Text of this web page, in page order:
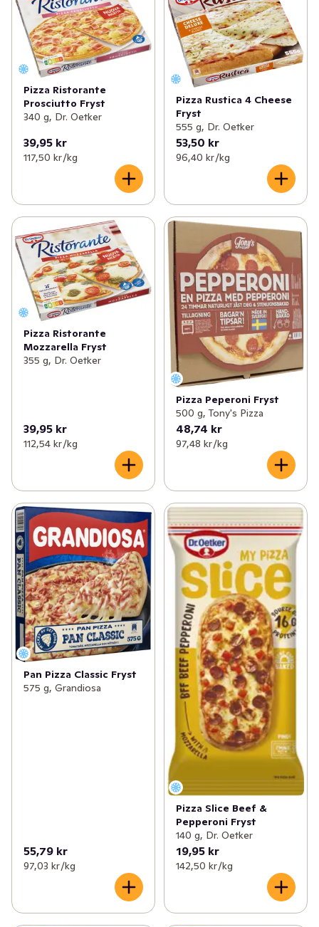
Pizza Ristorante
Prosciutto Fryst
340 g, Dr. Oetker
39,95 kr
117,50 kr /kg
Pizza Rustica 4 Cheese
Fryst
555 g, Dr. Oetker
53,50 kr
96,40 kr /kg
Pizza Ristorante
Mozzarella Fryst
355 g, Dr. Oetker
39,95 kr
112,54 kr /kg
Pizza Peperoni Fryst
500 g, Tony's Pizza
48,74 kr
97,48 kr /kg
Pan Pizza Classic Fryst
575 g, Grandiosa
55,79 kr
97,03 kr /kg
Pizza Slice Beef &
Pepperoni Fryst
140 g, Dr. Oetker
19,95 kr
142,50 kr /kg